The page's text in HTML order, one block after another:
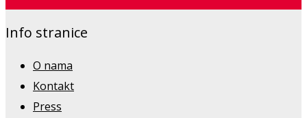
Info stranice
O nama
Kontakt
Press